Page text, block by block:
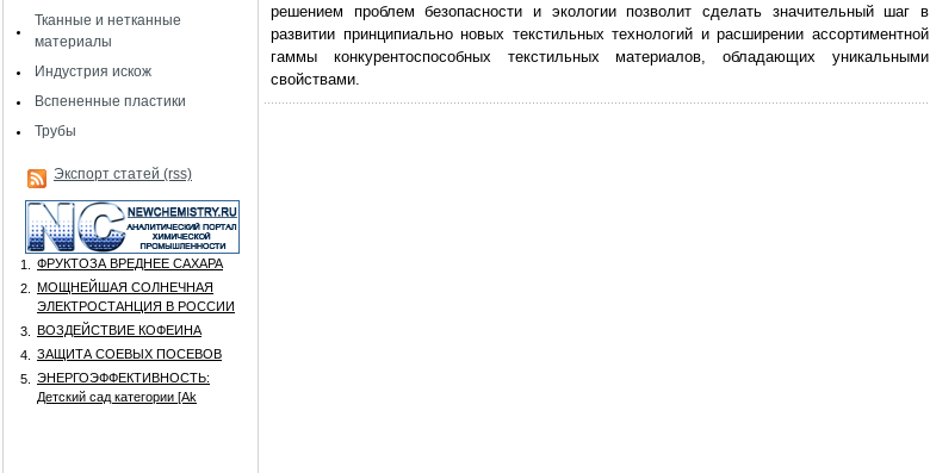
Тканные и нетканные
материалы
Индустрия искож
Вспененные пластики
Трубы
Экспорт статей (rss)
1.
ФРУКТОЗА ВРЕДНЕЕ САХАРА
2.
МОЩНЕЙШАЯ СОЛНЕЧНАЯ
ЭЛЕКТРОСТАНЦИЯ В РОССИИ
3.
ВОЗДЕЙСТВИЕ КОФЕИНА
4.
ЗАЩИТА СОЕВЫХ ПОСЕВОВ
5.
ЭНЕРГОЭФФЕКТИВНОСТЬ:
Детский сад категории [Аk
решением проблем безопасности и экологии позволит сделать значительный шаг в
развитии принципиально новых текстильных технологий и расширении ассортиментной
гаммы конкурентоспособных текстильных материалов, обладающих уникальными
свойствами.